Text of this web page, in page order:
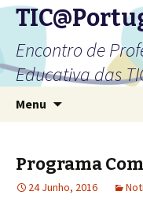
Encontro de
Educativa das
Menu
Programa
24 Junho, 2016